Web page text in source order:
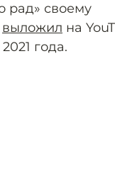
рад» своему
выложил на
года.